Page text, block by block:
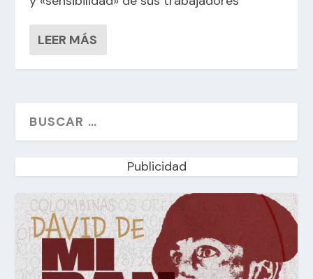
LEER MÁS
Publicidad